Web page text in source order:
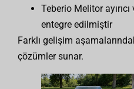
Teberio Melitor ayırıcı
entegre edilmiştir
Farklı gelişim
çözümler sunar.